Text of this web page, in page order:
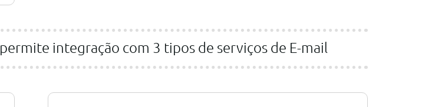
permite integração com 3 tipos de serviços de E-mail